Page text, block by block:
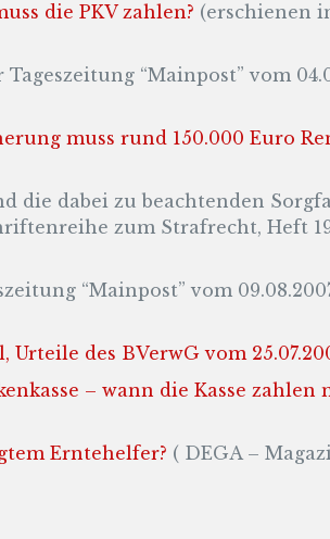
die PKV zahlen? (erschienen
“Mainpost” vom
muss rund 150.000 Euro
die dabei zu beachtenden
zum Strafrecht, Heft
“Mainpost” vom
des BVerwG vom
– wann die Kasse zahlen
Erntehelfer? ( DEGA –